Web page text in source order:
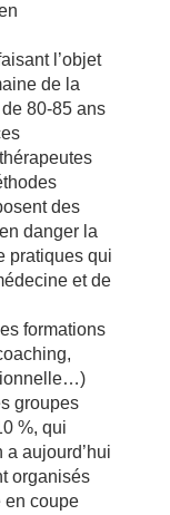
l’objet
de la
80-85 ans
des
danger la
pratiques qui
et de
formations
groupes
%, qui
aujourd’hui
organisés
en coupe